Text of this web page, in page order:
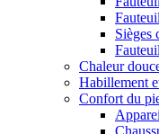
Sièges
Chaleur
Habillement
Confort du